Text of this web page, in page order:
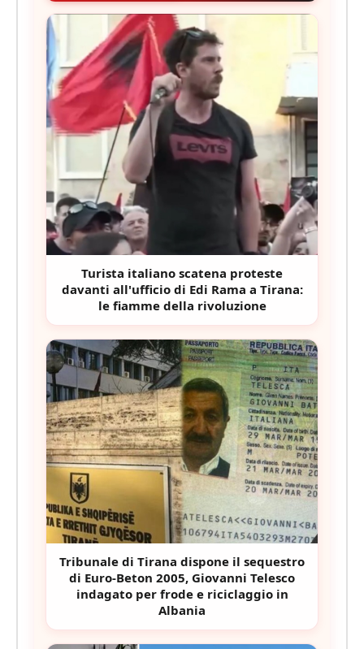
Turista italiano scatena proteste
davanti all'ufficio di Edi Rama a Tirana:
le fiamme della rivoluzione
Tribunale di Tirana dispone il sequestro
di Euro-Beton 2005, Giovanni Telesco
indagato per frode e riciclaggio in
Albania